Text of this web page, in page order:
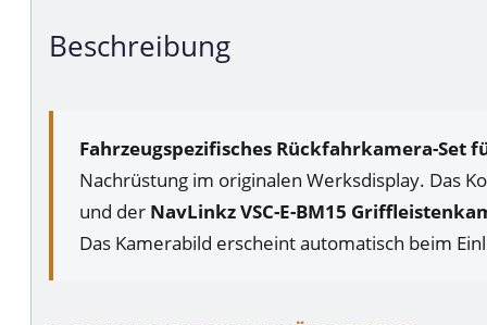
Beschreibung
Fahrzeugspezifisches Rückfahrkamera-Set
Nachrüstung im originalen Werksdisplay. Das
und der NavLinkz VSC-E-BM15
Das Kamerabild erscheint automatisch beim